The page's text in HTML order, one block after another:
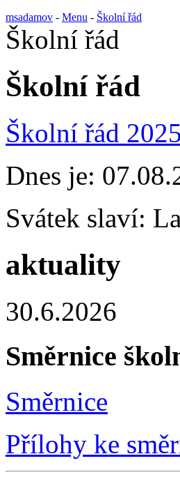
msadamov - Menu - Školní řád
Školní řád
Školní řád
Školní řád
Dnes je:
Svátek slaví:
aktuality
30.6.2026
Směrnice
Směrnice
Přílohy ke